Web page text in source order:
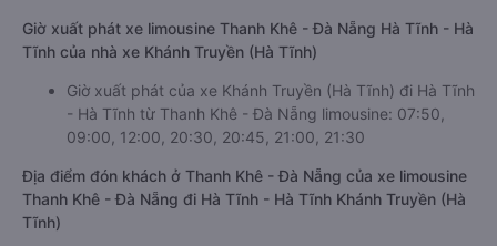
Giờ xuất phát xe limousine Thanh Khê - Đà Nẵng Hà Tĩnh - Hà
Tĩnh của nhà xe Khánh Truyền (Hà Tĩnh)
Giờ xuất phát của xe Khánh Truyền (Hà Tĩnh) đi Hà Tĩnh
- Hà Tĩnh từ Thanh Khê - Đà Nẵng limousine: 07:50,
09:00, 12:00, 20:30, 20:45, 21:00, 21:30
Địa điểm đón khách ở Thanh Khê - Đà Nẵng của xe limousine
Thanh Khê - Đà Nẵng đi Hà Tĩnh - Hà Tĩnh Khánh Truyền (Hà
Tĩnh)